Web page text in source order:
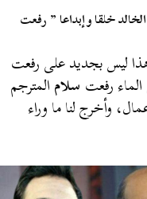
خلقا وإبداعا ” رفعت
ليس بجديد على رفعت
رفعت سلامالمترجم
وأخرج لنا ما وراء